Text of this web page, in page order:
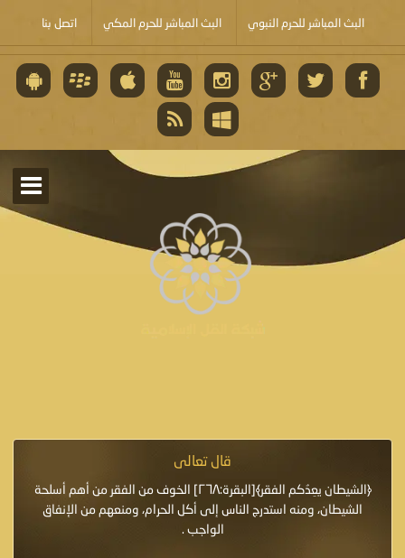
البث المباشر للحرم النبوي البث المباشر للحرم المكي اتصل بنا
قال تعالى
﴿الشيطان يعِدُكم الفقر﴾[البقرة:٢٦٨] الخوف من الفقر من أهم أسلحة
الشيطان، ومنه استدرج الناس إلى أكل الحرام، ومنعهم من الإنفاق
الواجب .